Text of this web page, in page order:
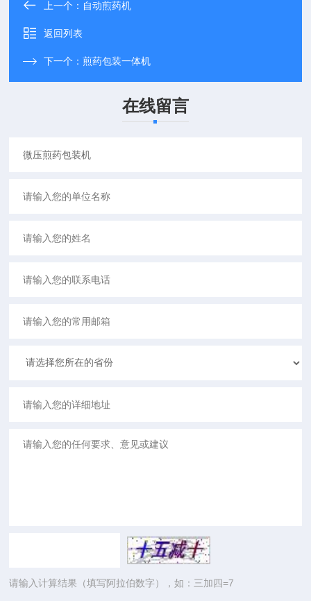
上一个： 自动煎药机
返回列表
下一个：煎药包装一体机
在线留言
请输入计算结果（填写阿拉伯数字），如：三加四=7